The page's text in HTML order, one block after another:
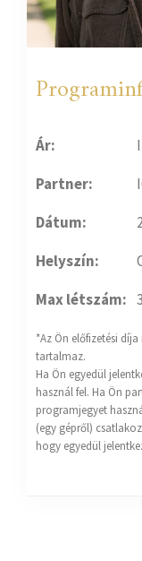
Ár:
Partner:
Dátum:
Helyszín:
Max létszám:
*Az Ön előfizetési
tartalmaz.
Ha Ön egyedül
használ fel. Ha Ön
programjegyet
(egy gépről)
hogy egyedül